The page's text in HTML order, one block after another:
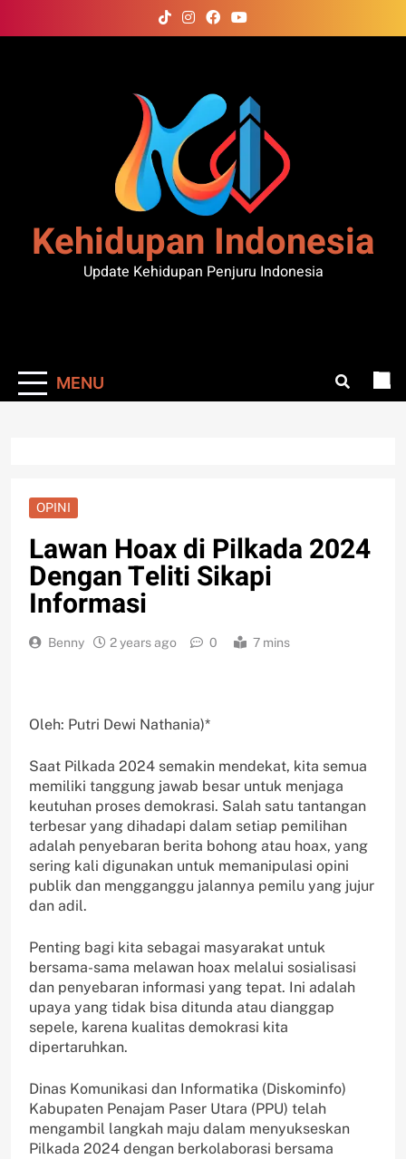
to
Kehidupan Indonesia
Update Kehidupan Penjuru Indonesia
MENU
OPINI
Lawan Hoax di Pilkada 2024
Dengan Teliti Sikapi
Informasi
Benny 2 years ago 0 7 mins
Oleh: Putri Dewi Nathania)*
Saat Pilkada 2024 semakin mendekat, kita semua
memiliki tanggung jawab besar untuk menjaga
keutuhan proses demokrasi. Salah satu tantangan
terbesar yang dihadapi dalam setiap pemilihan
adalah penyebaran berita bohong atau hoax, yang
sering kali digunakan untuk memanipulasi opini
publik dan mengganggu jalannya pemilu yang jujur
dan adil.
Penting bagi kita sebagai masyarakat untuk
bersama-sama melawan hoax melalui sosialisasi
dan penyebaran informasi yang tepat. Ini adalah
upaya yang tidak bisa ditunda atau dianggap
sepele, karena kualitas demokrasi kita
dipertaruhkan.
Dinas Komunikasi dan Informatika (Diskominfo)
Kabupaten Penajam Paser Utara (PPU) telah
mengambil langkah maju dalam menyukseskan
Pilkada 2024 dengan berkolaborasi bersama